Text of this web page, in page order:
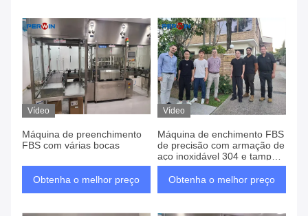
Vídeo
Máquina de preenchimento
FBS com várias bocas
Obtenha o melhor preço
Vídeo
Máquina de enchimento FBS
de precisão com armação de
aço inoxidável 304 e tampa
de vidro temperado
Obtenha o melhor preço